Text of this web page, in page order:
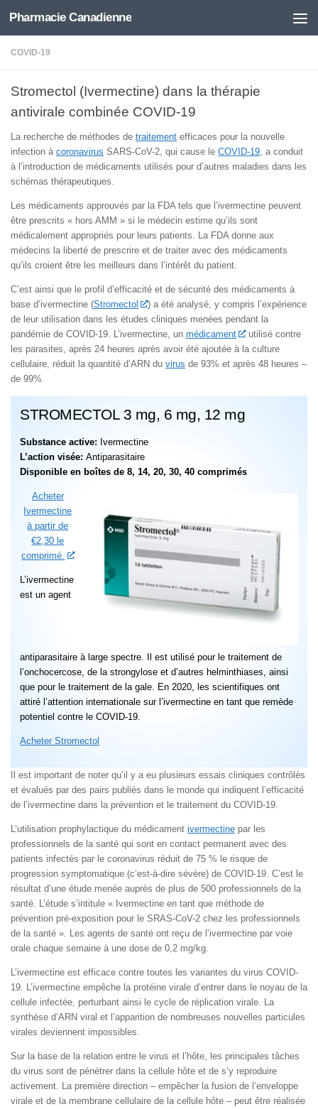
Skip to content
Pharmacie Canadienne
COVID-19
Stromectol (Ivermectine) dans la thérapie
antivirale combinée COVID-19
La recherche de méthodes de traitement efficaces pour la nouvelle
infection à coronavirus SARS-CoV-2, qui cause le COVID-19, a conduit
à l’introduction de médicaments utilisés pour d’autres maladies dans les
schémas thérapeutiques.
Les médicaments approuvés par la FDA tels que l’ivermectine peuvent
être prescrits « hors AMM » si le médecin estime qu’ils sont
médicalement appropriés pour leurs patients. La FDA donne aux
médecins la liberté de prescrire et de traiter avec des médicaments
qu’ils croient être les meilleurs dans l’intérêt du patient.
C’est ainsi que le profil d’efficacité et de sécurité des médicaments à
base d’ivermectine (Stromectol
) a été analysé, y compris l’expérience
de leur utilisation dans les études cliniques menées pendant la
pandémie de COVID-19. L’ivermectine, un médicament
utilisé contre
les parasites, après 24 heures après avoir été ajoutée à la culture
cellulaire, réduit la quantité d’ARN du virus de 93% et après 48 heures –
de 99%.
STROMECTOL 3 mg, 6 mg, 12 mg
Substance active: Ivermectine
L’action visée: Antiparasitaire
Disponible en boîtes de 8, 14, 20, 30, 40 comprimés
Acheter
Ivermectine
à partir de
€2,30 le
comprimé.
L’ivermectine
est un agent
antiparasitaire à large spectre. Il est utilisé pour le traitement de
l’onchocercose, de la strongylose et d’autres helminthiases, ainsi
que pour le traitement de la gale. En 2020, les scientifiques ont
attiré l’attention internationale sur l’ivermectine en tant que remède
potentiel contre le COVID-19.
Acheter Stromectol
Il est important de noter qu’il y a eu plusieurs essais cliniques contrôlés
et évalués par des pairs publiés dans le monde qui indiquent l’efficacité
de l’ivermectine dans la prévention et le traitement du COVID-19.
L’utilisation prophylactique du médicament ivermectine par les
professionnels de la santé qui sont en contact permanent avec des
patients infectés par le coronavirus réduit de 75 % le risque de
progression symptomatique (c’est-à-dire sévère) de COVID-19. C’est le
résultat d’une étude menée auprès de plus de 500 professionnels de la
santé. L’étude s’intitule « Ivermectine en tant que méthode de
prévention pré-exposition pour le SRAS-CoV-2 chez les professionnels
de la santé ». Les agents de santé ont reçu de l’ivermectine par voie
orale chaque semaine à une dose de 0,2 mg/kg.
L’ivermectine est efficace contre toutes les variantes du virus COVID-
19. L’ivermectine empêche la protéine virale d’entrer dans le noyau de la
cellule infectée, perturbant ainsi le cycle de réplication virale. La
synthèse d’ARN viral et l’apparition de nombreuses nouvelles particules
virales deviennent impossibles.
Sur la base de la relation entre le virus et l’hôte, les principales tâches
du virus sont de pénétrer dans la cellule hôte et de s’y reproduire
activement. La première direction – empêcher la fusion de l’enveloppe
virale et de la membrane cellulaire de la cellule hôte – peut être réalisée